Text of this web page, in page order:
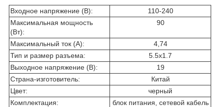
Входное напряжение (В):
110-240
Максимальная мощность
(Вт):
90
Максимальный ток (А):
4,74
Тип и размер разъема:
5.5x1.7
Выходное напряжение (В):
19
Страна-изготовитель:
Китай
Цвет:
черный
Комплектация:
блок питания, сетевой кабель